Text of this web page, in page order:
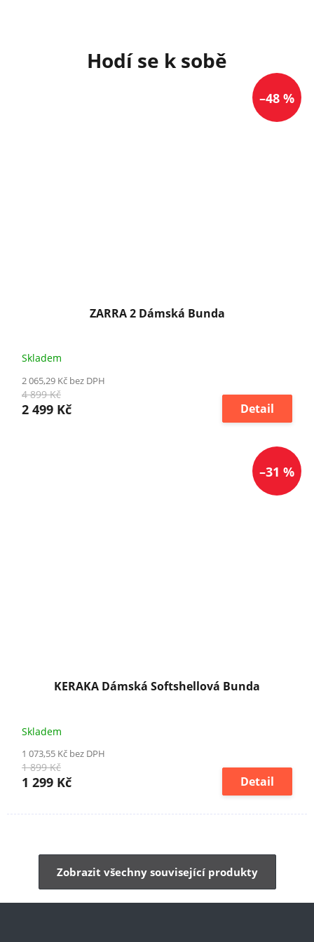
–48 %
ZARRA 2 Dámská Bunda
Skladem
2 065,29 Kč bez DPH
4 899 Kč
2 499 Kč Detail
–31 %
KERAKA Dámská Softshellová Bunda
Skladem
1 073,55 Kč bez DPH
1 899 Kč
1 299 Kč Detail
Zobrazit všechny související produkty